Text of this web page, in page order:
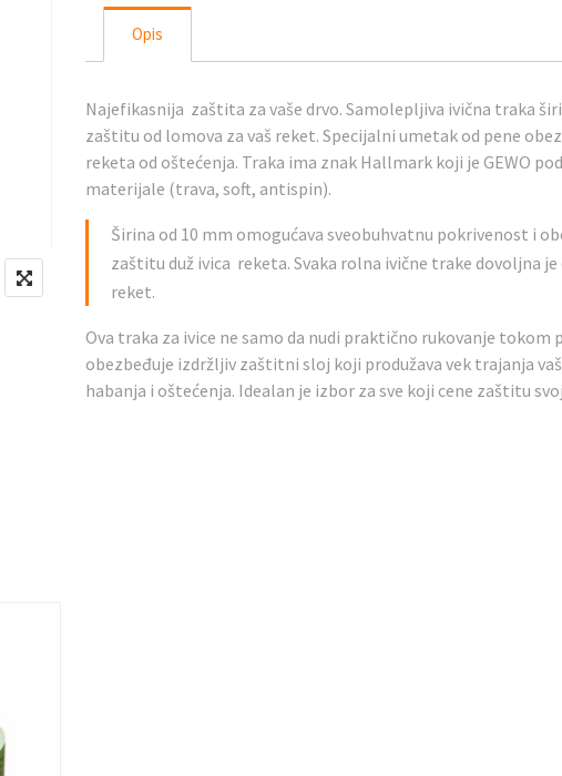
Opis
Najefikasnija zaštita za vaše drvo. Samolepljiva ivična traka
zaštitu od lomova za vaš reket. Specijalni umetak od pene
reketa od oštećenja. Traka ima znak Hallmark koji je GEWO
materijale (trava, soft, antispin).
Širina od 10 mm omogućava sveobuhvatnu pokrivenost i
zaštitu duž ivica reketa. Svaka rolna ivične trake dovoljna
reket.
Ova traka za ivice ne samo da nudi praktično rukovanje tokom
obezbeđuje izdržljiv zaštitni sloj koji produžava vek trajanja
habanja i oštećenja. Idealan je izbor za sve koji cene zaštitu